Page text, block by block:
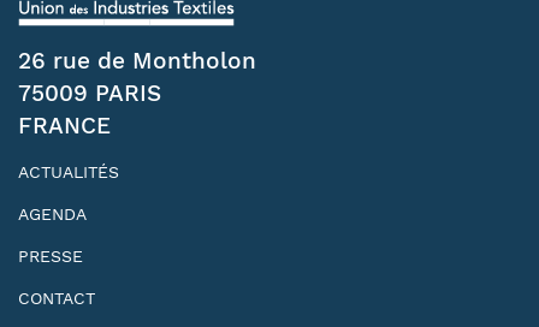
26 rue de Montholon
75009 PARIS
FRANCE
ACTUALITÉS
AGENDA
PRESSE
CONTACT